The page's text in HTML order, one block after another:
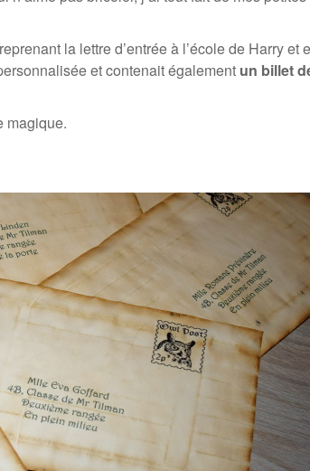
la lettre d’entrée à l’école de Harry et
et contenait également un billet
magique.